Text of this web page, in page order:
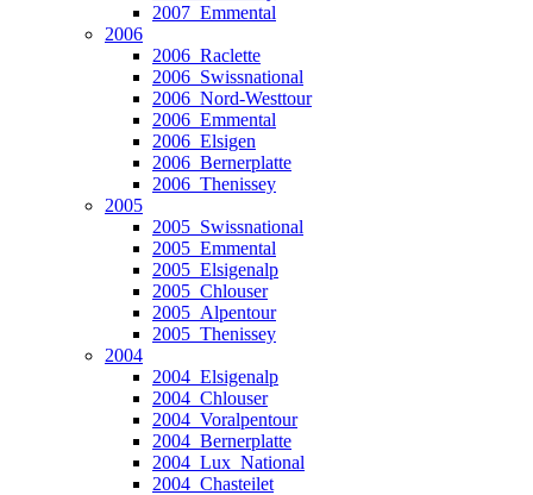
2007_Emmental
2006
2006_Raclette
2006_Swissnational
2006_Nord-Westtour
2006_Emmental
2006_Elsigen
2006_Bernerplatte
2006_Thenissey
2005
2005_Swissnational
2005_Emmental
2005_Elsigenalp
2005_Chlouser
2005_Alpentour
2005_Thenissey
2004
2004_Elsigenalp
2004_Chlouser
2004_Voralpentour
2004_Bernerplatte
2004_Lux_National
2004_Chasteilet